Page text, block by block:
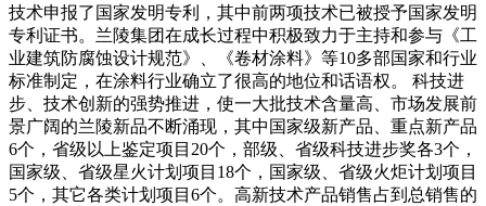
技术申报了国家发明专利，其中前两项技术已被授予国家发明
专利证书。兰陵集团在成长过程中积极致力于主持和参与《工
业建筑防腐蚀设计规范》、《卷材涂料》等10多部国家和行业
标准制定，在涂料行业确立了很高的地位和话语权。 科技进
步、技术创新的强势推进，使一大批技术含量高、市场发展前
景广阔的兰陵新品不断涌现，其中国家级新产品、重点新产品
6个，省级以上鉴定项目20个，部级、省级科技进步奖各3个，
国家级、省级星火计划项目18个，国家级、省级火炬计划项目
5个，其它各类计划项目6个。高新技术产品销售占到总销售的